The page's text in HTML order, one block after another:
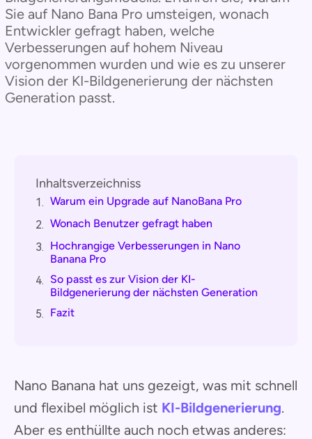
Sie auf Nano Bana Pro umsteigen, wonach
Entwickler gefragt haben, welche
Verbesserungen auf hohem Niveau
vorgenommen wurden und wie es zu unserer
Vision der KI-Bildgenerierung der nächsten
Generation passt.
Inhaltsverzeichniss
1. Warum ein Upgrade auf NanoBana Pro
2. Wonach Benutzer gefragt haben
3. Hochrangige Verbesserungen in Nano
Banana Pro
4. So passt es zur Vision der KI-
Bildgenerierung der nächsten Generation
5. Fazit
Nano Banana hat uns gezeigt, was mit schnell
und flexibel möglich ist KI-Bildgenerierung.
Aber es enthüllte auch noch etwas anderes: